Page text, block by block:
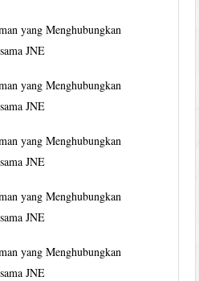
yang Menghubungkan
JNE
yang Menghubungkan
JNE
yang Menghubungkan
JNE
yang Menghubungkan
JNE
yang Menghubungkan
JNE